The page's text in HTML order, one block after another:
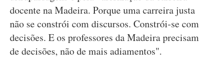
docente na Madeira. Porque uma carreira justa
não se constrói com discursos. Constrói-se com
decisões. E os professores da Madeira precisam
de decisões, não de mais adiamentos".